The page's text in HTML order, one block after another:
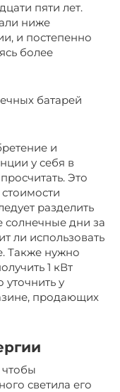
пяти лет.
ниже
и постепенно
более
батарей
и
у себя в
Это
разделить
солнечные дни за
ли использовать
Также нужно
1 кВт
у
продающих
светила его